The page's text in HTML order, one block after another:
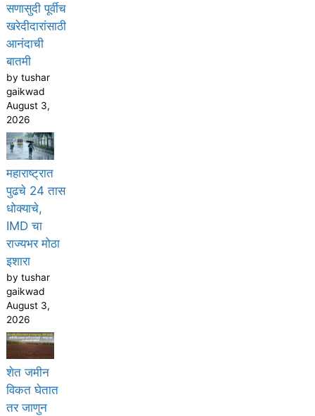
सणासुदी पूर्वीच
खरेदीदारांसाठी
आनंदाची
बातमी
by tushar
gaikwad
August 3,
2026
महाराष्ट्रात
पुढचे 24 तास
धोक्याचे,
IMD चा
राज्यभर मोठा
इशारा
by tushar
gaikwad
August 3,
2026
शेत जमीन
विकत घेतात
तर जाणुन